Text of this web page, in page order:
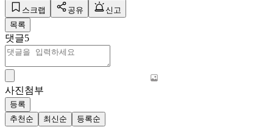
스크랩 공유
신고
목록
댓글5
사진첨부
등록
추천순
최신순 등록순